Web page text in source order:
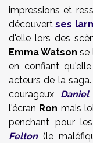
impressions et
découvertses
d'elle lors des
Emma Watson se
en confiant
acteurs de la
courageux
l'écran Ron mais
penchant pour
Felton(le